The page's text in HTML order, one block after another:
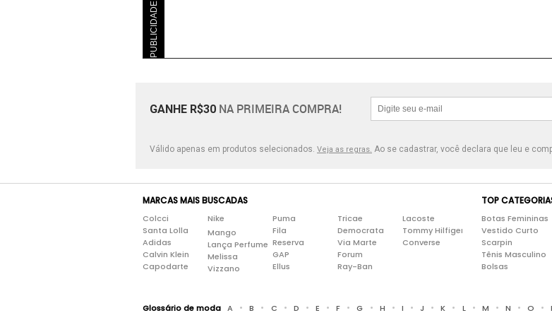
PUBLICIDADE
GANHE R$30 NA PRIMEIRA COMPRA!
Válido apenas em produtos selecionados. Veja as regras. Ao se cadastrar, você declara que leu e
MARCAS MAIS BUSCADAS
Colcci
Santa Lolla
Adidas
Calvin Klein
Capodarte
Nike
Mango
Lança Perfume
Melissa
Vizzano
Puma
Fila
Reserva
GAP
Ellus
Tricae
Democrata
Via Marte
Forum
Ray-Ban
Lacoste
Tommy Hilfiger
Converse
TOP
Botas Femininas
Vestido Curto
Scarpin
Tênis Masculino
Bolsas
Glossário de moda A • B • C • D • E • F • G • H • I • J • K • L • M • N • O •